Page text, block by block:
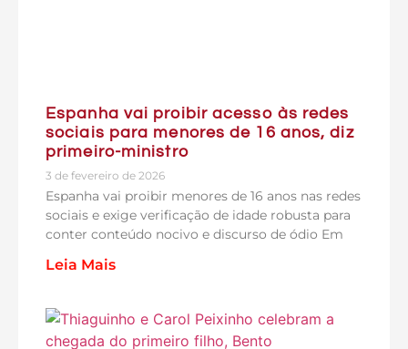
Espanha vai proibir acesso às redes
sociais para menores de 16 anos, diz
primeiro-ministro
3 de fevereiro de 2026
Espanha vai proibir menores de 16 anos nas redes
sociais e exige verificação de idade robusta para
conter conteúdo nocivo e discurso de ódio Em
Leia Mais